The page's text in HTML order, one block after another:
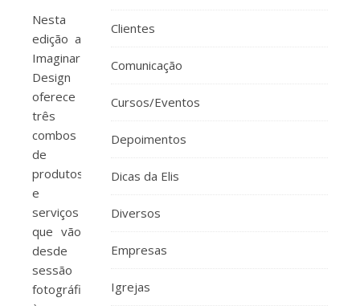
Nesta
edição a
Imaginar
Design
oferece
três
combos
de
produtos
e
serviços
que vão
desde
sessão
fotográfica
Clientes
Comunicação
Cursos/Eventos
Depoimentos
Dicas da Elis
Diversos
Empresas
Igrejas